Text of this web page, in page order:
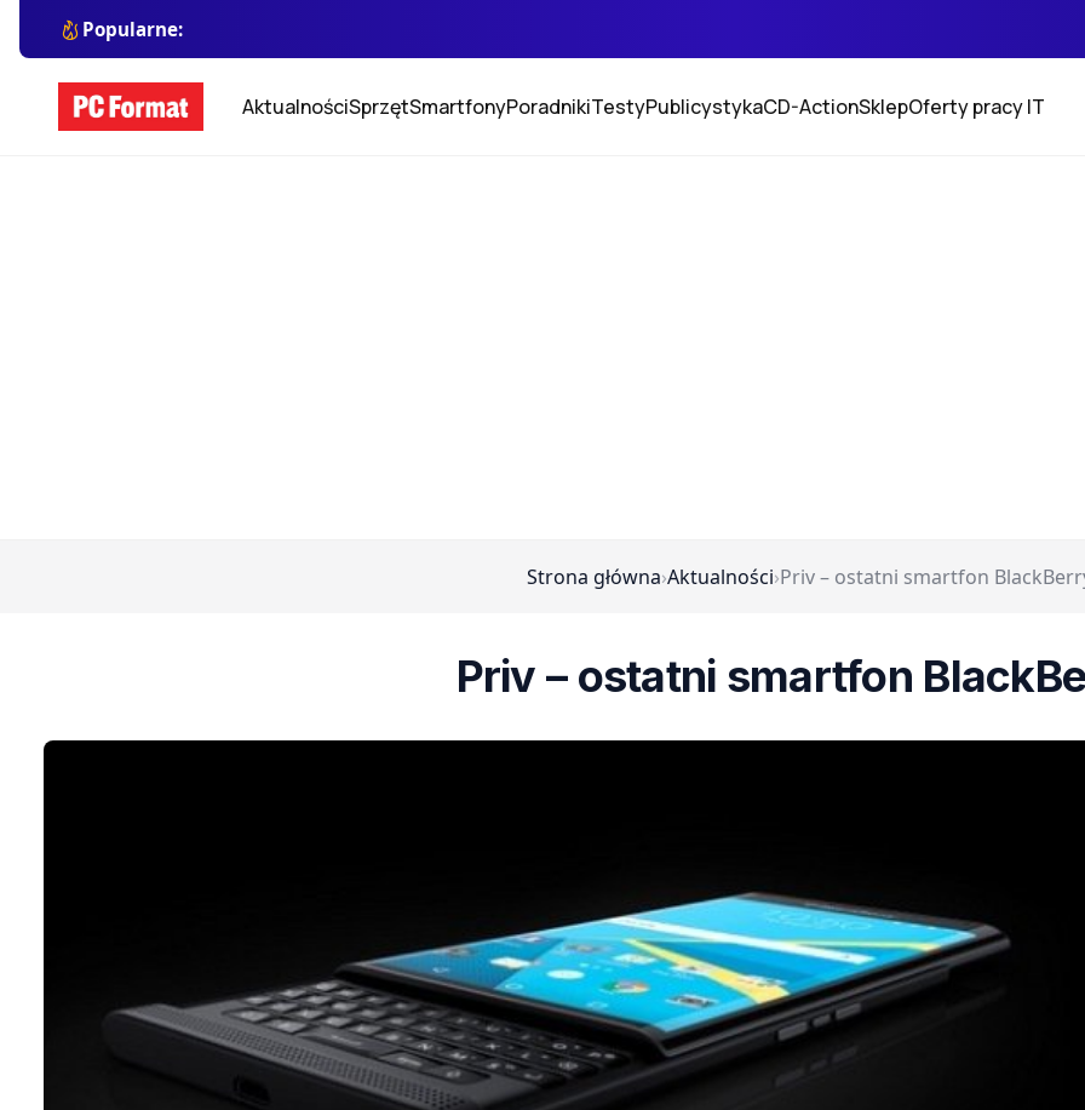
Popularne:
AktualnościSprzętSmartfonyPoradnikiTestyPublicystykaCD-ActionSklepOferty pracy IT
Strona główna›Aktualności›Priv – ostatni smartfon
Priv – ostatni smartfon